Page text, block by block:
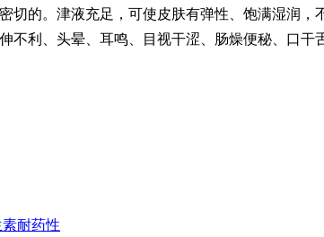
切的。津液充足，可使皮肤有弹性、饱满湿润
不利、头晕、耳鸣、目视干涩、肠燥便秘、口干
耐药性